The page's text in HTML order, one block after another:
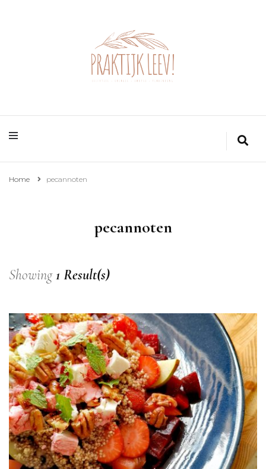
Home pecannoten
pecannoten
Showing1 Result(s)